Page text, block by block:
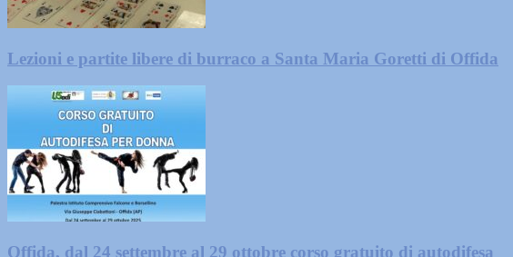
Lezioni e partite libere di burraco a Santa Maria Goretti di Offida
Offida, dal 24 settembre al 29 ottobre corso gratuito di autodifesa